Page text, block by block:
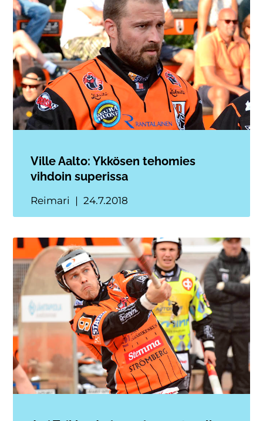
Ville Aalto: Ykkösen tehomies
vihdoin superissa
Reimari 24.7.2018